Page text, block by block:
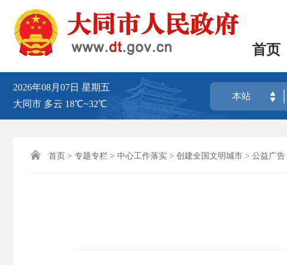
首页
2026年08月07日 星期五
大同市 多云 18℃~32℃
本站
 首页 > 专题专栏 > 中心工作落实 > 创建全国文明城市 > 公益广告